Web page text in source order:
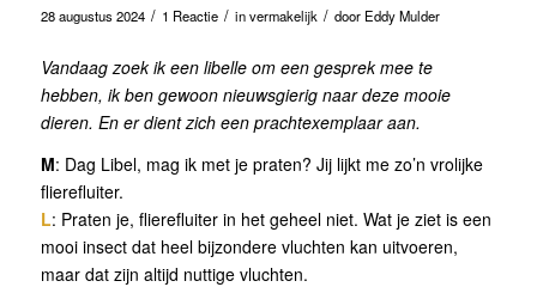
28 augustus 2024 / 1 Reactie / invermakelijk / door Eddy Mulder
Vandaag zoek ik een libelle om een gesprek mee te
hebben, ik ben gewoon nieuwsgierig naar deze mooie
dieren. En er dient zich een prachtexemplaar aan.
M: Dag Libel, mag ik met je praten? Jij lijkt me zo’n vrolijke
flierefluiter.
L: Praten je, flierefluiter in het geheel niet. Wat je ziet is een
mooi insect dat heel bijzondere vluchten kan uitvoeren,
maar dat zijn altijd nuttige vluchten.